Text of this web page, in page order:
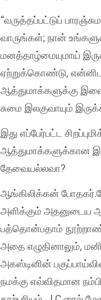
“வருத்தப்பட்டுப்
வாருங்கள்; நான்
மனத்தாழ்மையுமாய்
ஏற்றுக்கொண்டு,
ஆத்துமாக்களுக்கு
சுமை இலகுவாயும்
இது எப்பேர்பட்ட
ஆத்துமாக்களுக்கான
தேவையல்லவா?
ஆங்கிலிக்கன்
அளிக்கும் அதனுடைய
பத்தொன்பதாம்
அதை எழுதினாலும்,
அகஸ்டினின்
நமக்கு எவ்விதமான